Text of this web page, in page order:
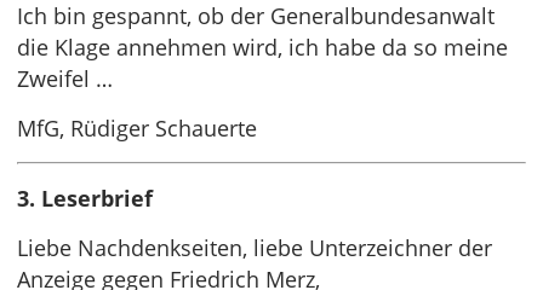
Ich bin gespannt, ob der Generalbundesanwalt
die Klage annehmen wird, ich habe da so meine
Zweifel …
MfG, Rüdiger Schauerte
3. Leserbrief
Liebe Nachdenkseiten, liebe Unterzeichner der
Anzeige gegen Friedrich Merz,